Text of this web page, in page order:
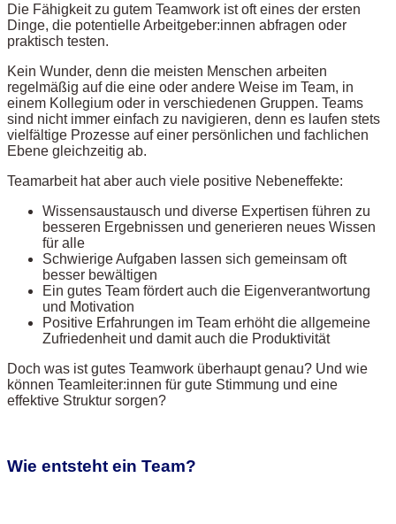
Die Fähigkeit zu gutem Teamwork ist oft eines der ersten
Dinge, die potentielle Arbeitgeber:innen abfragen oder
praktisch testen.
Kein Wunder, denn die meisten Menschen arbeiten
regelmäßig auf die eine oder andere Weise im Team, in
einem Kollegium oder in verschiedenen Gruppen. Teams
sind nicht immer einfach zu navigieren, denn es laufen stets
vielfältige Prozesse auf einer persönlichen und fachlichen
Ebene gleichzeitig ab.
Teamarbeit hat aber auch viele positive Nebeneffekte:
Wissensaustausch und diverse Expertisen führen zu
besseren Ergebnissen und generieren neues Wissen
für alle
Schwierige Aufgaben lassen sich gemeinsam oft
besser bewältigen
Ein gutes Team fördert auch die Eigenverantwortung
und Motivation
Positive Erfahrungen im Team erhöht die allgemeine
Zufriedenheit und damit auch die Produktivität
Doch was ist gutes Teamwork überhaupt genau? Und wie
können Teamleiter:innen für gute Stimmung und eine
effektive Struktur sorgen?
Wie entsteht ein Team?